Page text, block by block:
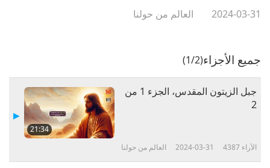
2024-03-31 العالم من حولنا
جميع الأجزاء(1/2)
21:34
جبل الزيتون المقدس، الجزء 1 من
2
العالم من حولنا 2024-03-31 4387 الآراء